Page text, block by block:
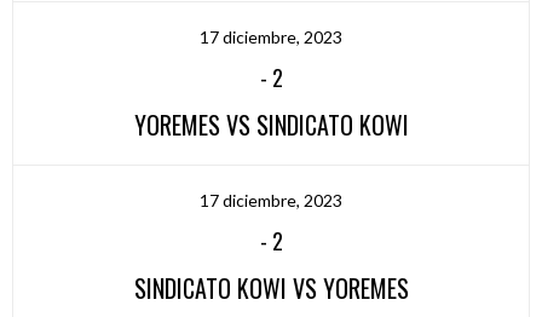
17 diciembre, 2023
- 2
YOREMES VS SINDICATO KOWI
17 diciembre, 2023
- 2
SINDICATO KOWI VS YOREMES